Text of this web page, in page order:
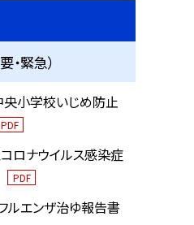
・緊急）
小学校いじめ防止
PDF
ロナウイルス感染症
PDF
ルエンザ治ゆ報告書